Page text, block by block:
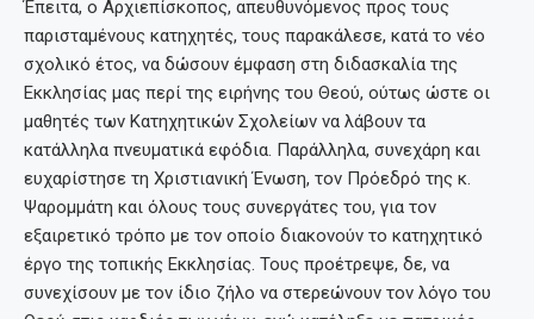
Έπειτα, ο Αρχιεπίσκοπος, απευθυνόμενος προς τους
παρισταμένους κατηχητές, τους παρακάλεσε, κατά το νέο
σχολικό έτος, να δώσουν έμφαση στη διδασκαλία της
Εκκλησίας μας περί της ειρήνης του Θεού, ούτως ώστε οι
μαθητές των Κατηχητικών Σχολείων να λάβουν τα
κατάλληλα πνευματικά εφόδια. Παράλληλα, συνεχάρη και
ευχαρίστησε τη Χριστιανική Ένωση, τον Πρόεδρό της κ.
Ψαρομμάτη και όλους τους συνεργάτες του, για τον
εξαιρετικό τρόπο με τον οποίο διακονούν το κατηχητικό
έργο της τοπικής Εκκλησίας. Τους προέτρεψε, δε, να
συνεχίσουν με τον ίδιο ζήλο να στερεώνουν τον λόγο του